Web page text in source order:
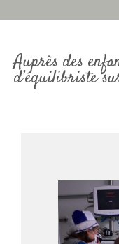
Auprès des
d’équilibriste